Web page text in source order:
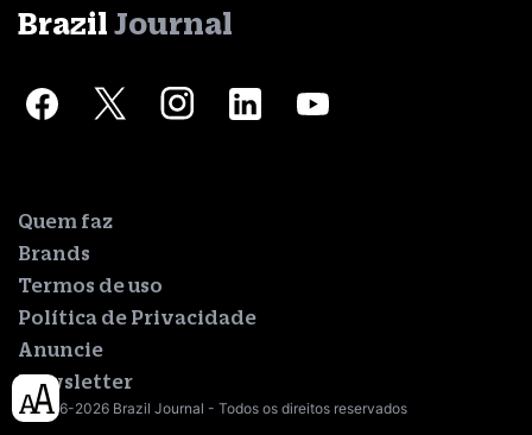
Brazil Journal
Quem faz
Brands
Termos de uso
Política de Privacidade
Anuncie
Newsletter
© 2016-2026 Brazil Journal - Todos os direitos reservados